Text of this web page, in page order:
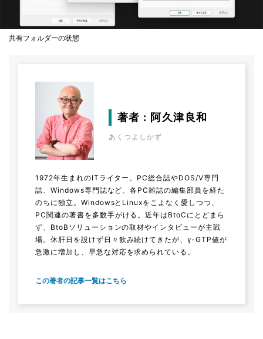
共有フォルダーの状態
著者 : 阿久津良和
あくつよしかず
1972年生まれのITライター。PC総合誌やDOS/V専門
誌、Windows専門誌など、各PC雑誌の編集部員を経た
のちに独立。WindowsとLinuxをこよなく愛しつつ、
PC関連の著書を多数手がける。近年はBtoCにとどまら
ず、BtoBソリューションの取材やインタビューが主戦
場。休肝日を設けず日々飲み続けてきたが、γ-GTP値が
急激に増加し、早急な対応を求められている。
この著者の記事一覧はこちら